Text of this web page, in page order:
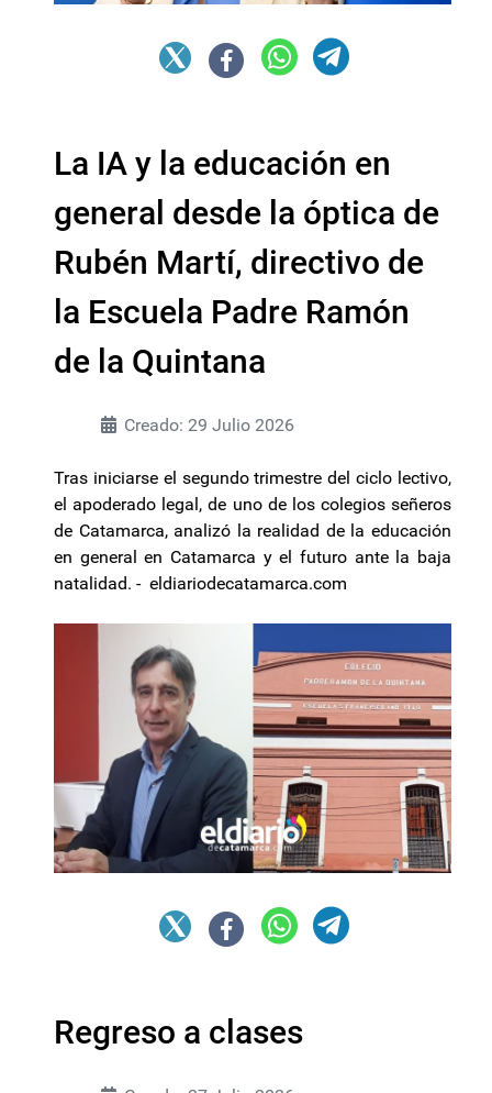
La IA y la educación en
general desde la óptica de
Rubén Martí, directivo de
la Escuela Padre Ramón
de la Quintana
Creado: 29 Julio 2026
Tras iniciarse el segundo trimestre del ciclo lectivo,
el apoderado legal, de uno de los colegios señeros
de Catamarca, analizó la realidad de la educación
en general en Catamarca y el futuro ante la baja
natalidad. - eldiariodecatamarca.com
Regreso a clases